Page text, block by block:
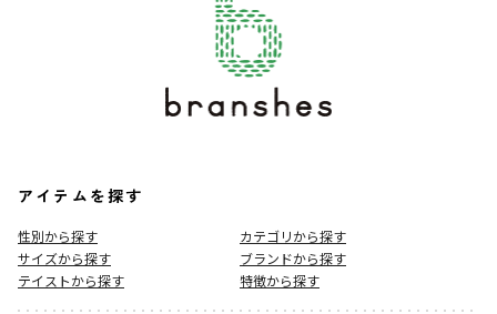
アイテムを探す
性別から探す
カテゴリから探す
サイズから探す
ブランドから探す
テイストから探す
特徴から探す